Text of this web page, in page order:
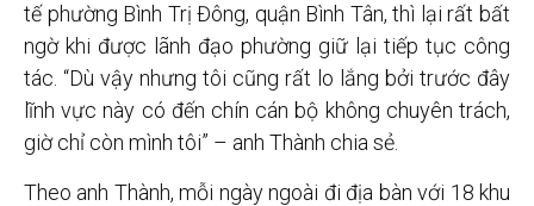
tế phường Bình Trị Đông, quận Bình Tân, thì lại rất bất
ngờ khi được lãnh đạo phường giữ lại tiếp tục công
tác. “Dù vậy nhưng tôi cũng rất lo lắng bởi trước đây
lĩnh vực này có đến chín cán bộ không chuyên trách,
giờ chỉ còn mình tôi” – anh Thành chia sẻ.
Theo anh Thành, mỗi ngày ngoài đi địa bàn với 18 khu